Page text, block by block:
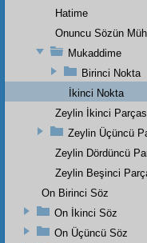
Hatime
Onuncu Sözün
Mukaddime
Birinci Nokta
İkinci Nokta
Zeylin İkinci
Zeylin Üçüncü
Zeylin Dördüncü
Zeylin Beşinci
On Birinci Söz
On İkinci Söz
On Üçüncü Söz